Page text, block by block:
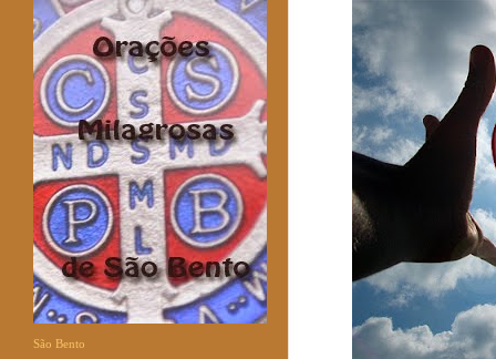
São Bento